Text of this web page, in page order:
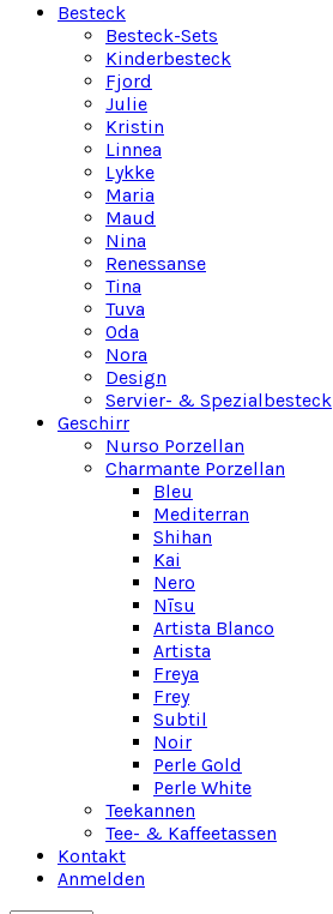
Besteck
Besteck-Sets
Kinderbesteck
Fjord
Julie
Kristin
Linnea
Lykke
Maria
Maud
Nina
Renessanse
Tina
Tuva
Oda
Nora
Design
Servier- & Spezialbesteck
Geschirr
Nurso Porzellan
Charmante Porzellan
Bleu
Mediterran
Shihan
Kai
Nero
Nīsu
Artista Blanco
Artista
Freya
Frey
Subtil
Noir
Perle Gold
Perle White
Teekannen
Tee- & Kaffeetassen
Kontakt
Anmelden